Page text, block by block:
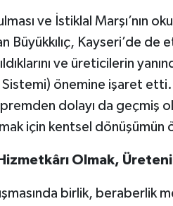
ve İstiklal Marşı’nın
Büyükkılıç, Kayseri’de de
ve üreticilerin
Sistemi) önemine işaret etti.
dolayı da geçmiş
için kentsel dönüşümün
Olmak, Üreteni
birlik, beraberlik